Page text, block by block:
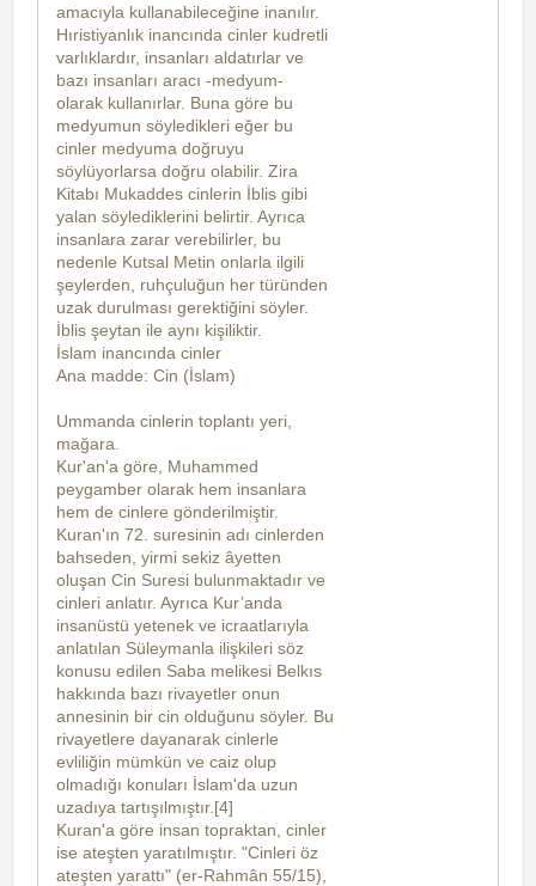
amacıyla kullanabileceğine inanılır.
Hıristiyanlık inancında cinler kudretli
varlıklardır, insanları aldatırlar ve
bazı insanları aracı -medyum-
olarak kullanırlar. Buna göre bu
medyumun söyledikleri eğer bu
cinler medyuma doğruyu
söylüyorlarsa doğru olabilir. Zira
Kitabı Mukaddes cinlerin İblis gibi
yalan söylediklerini belirtir. Ayrıca
insanlara zarar verebilirler, bu
nedenle Kutsal Metin onlarla ilgili
şeylerden, ruhçuluğun her türünden
uzak durulması gerektiğini söyler.
İblis şeytan ile aynı kişiliktir.
İslam inancında cinler
Ana madde: Cin (İslam)
Ummanda cinlerin toplantı yeri,
mağara.
Kur'an'a göre, Muhammed
peygamber olarak hem insanlara
hem de cinlere gönderilmiştir.
Kuran'ın 72. suresinin adı cinlerden
bahseden, yirmi sekiz âyetten
oluşan Cin Suresi bulunmaktadır ve
cinleri anlatır. Ayrıca Kur’anda
insanüstü yetenek ve icraatlarıyla
anlatılan Süleymanla ilişkileri söz
konusu edilen Saba melikesi Belkıs
hakkında bazı rivayetler onun
annesinin bir cin olduğunu söyler. Bu
rivayetlere dayanarak cinlerle
evliliğin mümkün ve caiz olup
olmadığı konuları İslam'da uzun
uzadıya tartışılmıştır.[4]
Kuran'a göre insan topraktan, cinler
ise ateşten yaratılmıştır. "Cinleri öz
ateşten yarattı" (er-Rahmân 55/15),